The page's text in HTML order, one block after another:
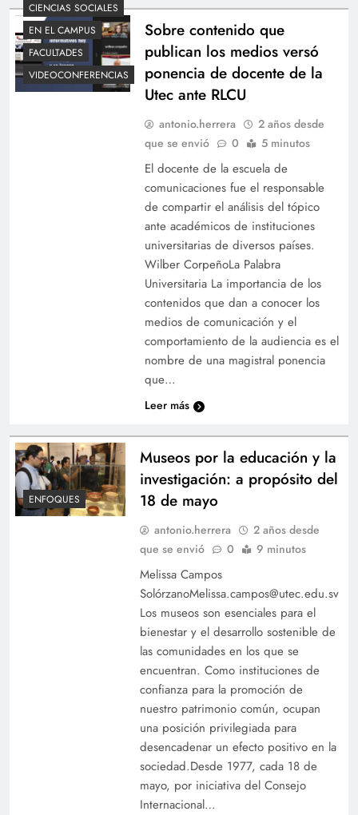
CIENCIAS SOCIALES
EN EL CAMPUS
FACULTADES
VIDEOCONFERENCIAS
Sobre contenido que
publican los medios versó
ponencia de docente de la
Utec ante RLCU
antonio.herrera
2 años desde
que se envió
0 5 minutos
El docente de la escuela de
comunicaciones fue el responsable
de compartir el análisis del tópico
ante académicos de instituciones
universitarias de diversos países.
Wilber CorpeñoLa Palabra
Universitaria La importancia de los
contenidos que dan a conocer los
medios de comunicación y el
comportamiento de la audiencia es el
nombre de una magistral ponencia
que…
Leer más
ENFOQUES
Museos por la educación y la
investigación: a propósito del
18 de mayo
antonio.herrera
2 años desde
que se envió
0 9 minutos
Melissa Campos
SolórzanoMelissa.campos@utec.edu.sv
Los museos son esenciales para el
bienestar y el desarrollo sostenible de
las comunidades en los que se
encuentran. Como instituciones de
confianza para la promoción de
nuestro patrimonio común, ocupan
una posición privilegiada para
desencadenar un efecto positivo en la
sociedad.Desde 1977, cada 18 de
mayo, por iniciativa del Consejo
Internacional…